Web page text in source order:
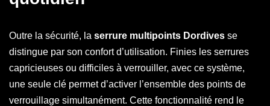
Outre la sécurité, la serrure multipoints Dordives se
distingue par son confort d’utilisation. Finies les serrures
capricieuses ou difficiles à verrouiller, avec ce système,
une seule clé permet d’activer l’ensemble des points de
verrouillage simultanément. Cette fonctionnalité rend le